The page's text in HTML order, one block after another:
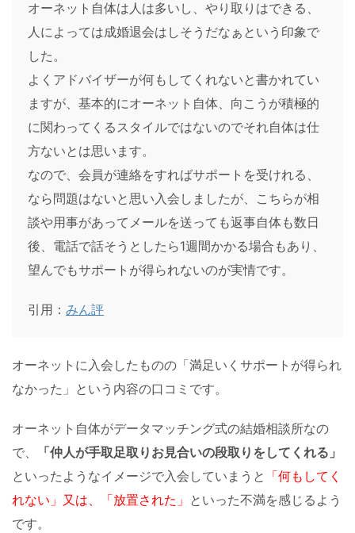
オーネット自体は人は多いし、やり取りはできる、
人によっては成婚退会はしそうだなぁという印象で
した。
よくアドバイザーが何もしてくれないと書かれてい
ますが、基本的にオーネット自体、向こうが積極的
に関わってくるスタイルではないのでそれ自体は仕
方ないとは思います。
なので、会員が連絡をすればサポートを受けれる、
なら問題はないと思い入会しましたが、こちらが相
談や用事があってメールを送っても返事自体も数日
後、電話で話そうとしたら1週間かかる場合もあり、
望んでもサポートが得られないのが実情です。
引用： みん評
オーネットに入会したものの「満足いくサポートが得られ
なかった」という内容の口コミです。
オーネット自体がデータマッチング式の結婚相談所なの
で、
「仲人が手取足取りお見合いの段取りをしてくれる」
といったようなイメージで入会していまうと 「何もしてく
れない」又は、「放置された」 といった不満を感じるよう
です。